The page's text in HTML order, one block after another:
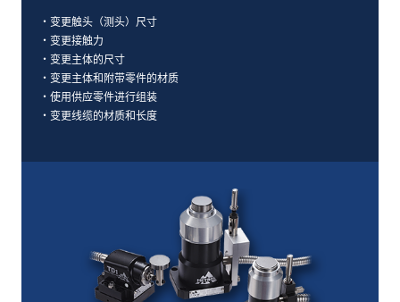
・变更触头（测头）尺寸
・变更接触力
・变更主体的尺寸
・变更主体和附带零件的材质
・使用供应零件进行组装
・变更线缆的材质和长度